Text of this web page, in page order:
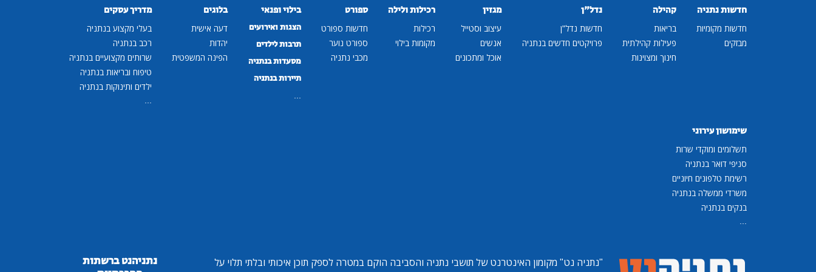
חדשות נתניה
חדשות מקומיות
מבזקים
קהילה
בריאות
פעילות קהילתית
חינוך ומצוינות
נדל"ן
חדשות נדל"ן
פרויקטים חדשים בנתניה
מגזין
עיצוב וסטייל
אנשים
אוכל ומתכונים
רכילות ולילה
רכילות
מקומות בילוי
ספורט
חדשות ספורט
ספורט נוער
מכבי נתניה
בילוי ופנאי
הצגות ואירועים
תרבות לילדים
מסעדות בנתניה
תיירות בנתניה
...
בלוגים
דעה אישית
יהדות
הפינה המשפטית
מדריך עסקים
בעלי מקצוע בנתניה
רכב בנתניה
שרותים מקצועיים בנתניה
טיפוח ובריאות בנתניה
ילדים ותינוקות בנתניה
...
שימושון עירוני
תשלומים ומוקדי שרות
סניפי דואר בנתניה
רשימת טלפונים חיוניים
משרדי ממשלה בנתניה
בנקים בנתניה
...
"נתניה נט" מקומון האינטרנט של תושבי נתניה והסביבה הוקם במטרה לספק תוכן איכותי ובלתי תלוי על
נתניהנט ברשתות